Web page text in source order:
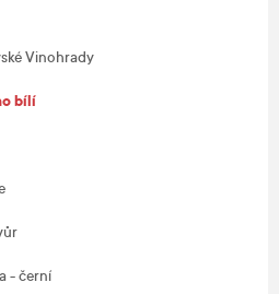
Vinohrady
bílí
- černí